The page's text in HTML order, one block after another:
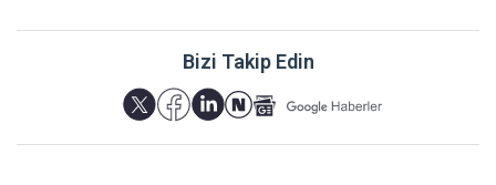
Bizi Takip Edin